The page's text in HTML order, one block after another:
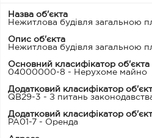
Назва об'єкта
Нежитлова будівля загальною
Опис об'єкта
Нежитлова будівля загальною
Основний класифікатор об'єкта
04000000-8 - Нерухоме майно
Додатковий класифікатор
QB29-3 - З питань
Додатковий класифікатор
PA01-7 - Оренда